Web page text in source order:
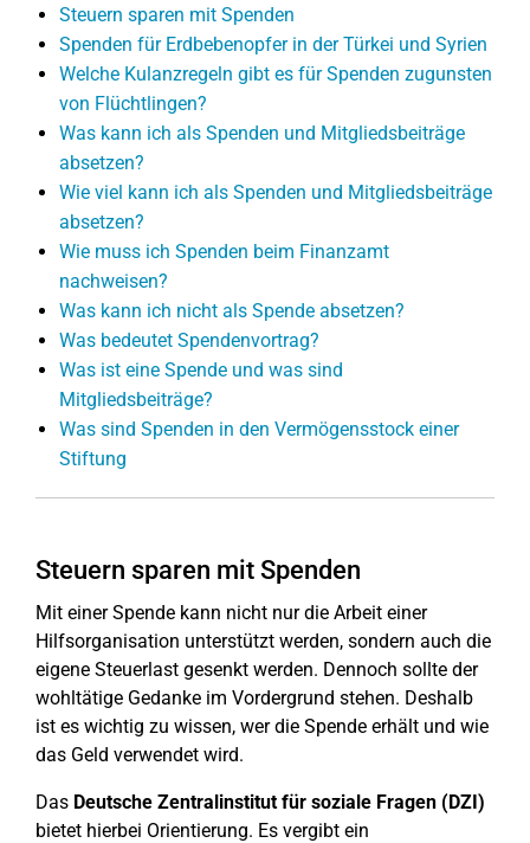
Steuern sparen mit Spenden
Spenden für Erdbebenopfer in der Türkei und Syrien
Welche Kulanzregeln gibt es für Spenden zugunsten
von Flüchtlingen?
Was kann ich als Spenden und Mitgliedsbeiträge
absetzen?
Wie viel kann ich als Spenden und Mitgliedsbeiträge
absetzen?
Wie muss ich Spenden beim Finanzamt
nachweisen?
Was kann ich nicht als Spende absetzen?
Was bedeutet Spendenvortrag?
Was ist eine Spende und was sind
Mitgliedsbeiträge?
Was sind Spenden in den Vermögensstock einer
Stiftung
Steuern sparen mit Spenden
Mit einer Spende kann nicht nur die Arbeit einer
Hilfsorganisation unterstützt werden, sondern auch die
eigene Steuerlast gesenkt werden. Dennoch sollte der
wohltätige Gedanke im Vordergrund stehen. Deshalb
ist es wichtig zu wissen, wer die Spende erhält und wie
das Geld verwendet wird.
Das Deutsche Zentralinstitut für soziale Fragen (DZI)
bietet hierbei Orientierung. Es vergibt ein